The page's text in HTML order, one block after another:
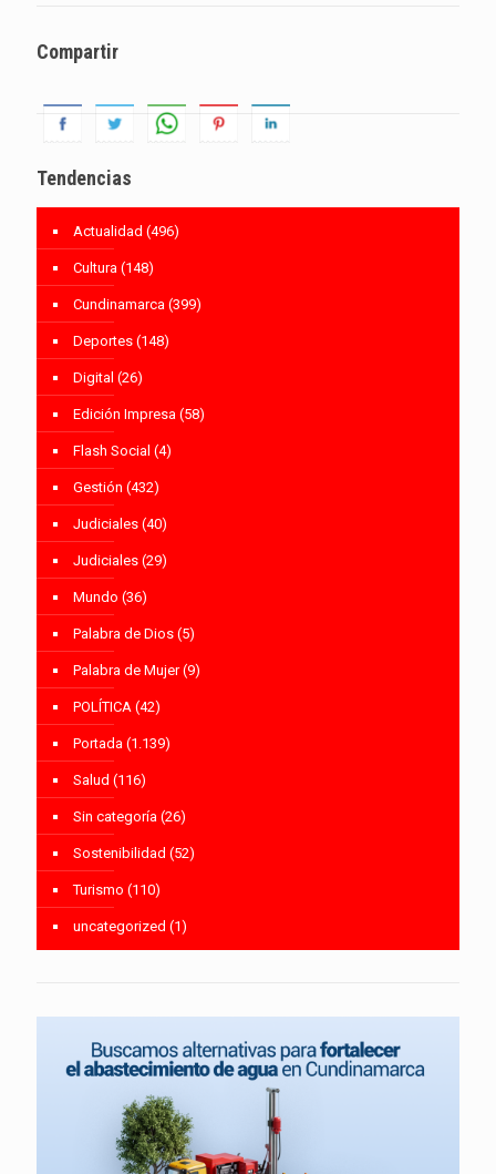
Compartir
Tendencias
Actualidad (496)
Cultura (148)
Cundinamarca (399)
Deportes (148)
Digital (26)
Edición Impresa (58)
Flash Social (4)
Gestión (432)
Judiciales (40)
Judiciales (29)
Mundo (36)
Palabra de Dios (5)
Palabra de Mujer(9)
POLÍTICA (42)
Portada (1.139)
Salud (116)
Sin categoría (26)
Sostenibilidad (52)
Turismo (110)
uncategorized (1)